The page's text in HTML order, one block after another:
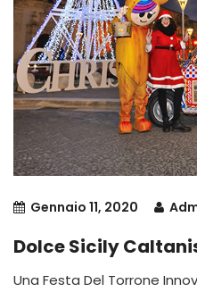
Gennaio 11, 2020
Dolce Sicily
Una Festa Del Torrone